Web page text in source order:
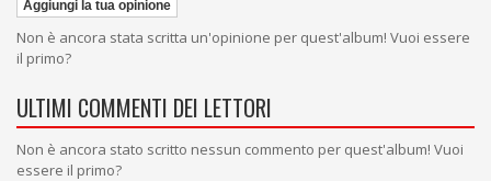
Aggiungi la tua opinione
Non è ancora stata scritta un'opinione per quest'album! Vuoi essere
il primo?
ULTIMI COMMENTI DEI LETTORI
Non è ancora stato scritto nessun commento per quest'album! Vuoi
essere il primo?